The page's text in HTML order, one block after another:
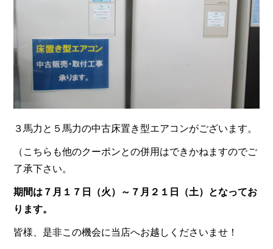
３馬力と５馬力の中古床置き型エアコンがございます。
（こちらも他のクーポンとの併用はできかねますのでご
了承下さい。
期間は７月１７日（火）～７月２１日（土）となってお
ります。
皆様、是非この機会に当店へお越しくださいませ！